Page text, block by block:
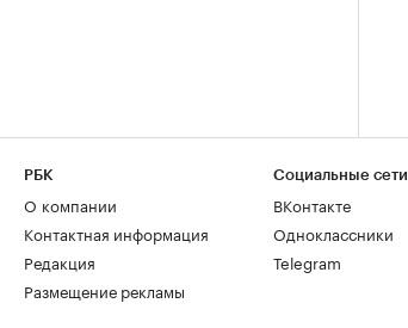
РБК
О компании
Контактная информация
Редакция
Размещение рекламы
Социальные сети
ВКонтакте
Одноклассники
Telegram